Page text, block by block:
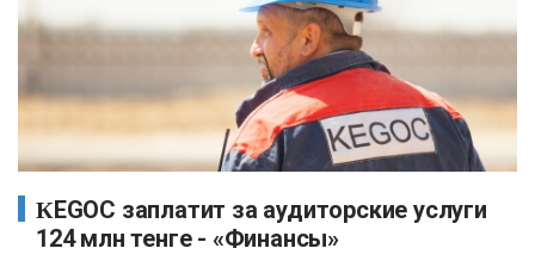
КEGOC заплатит за аудиторские услуги
124 млн тенге - «Финансы»